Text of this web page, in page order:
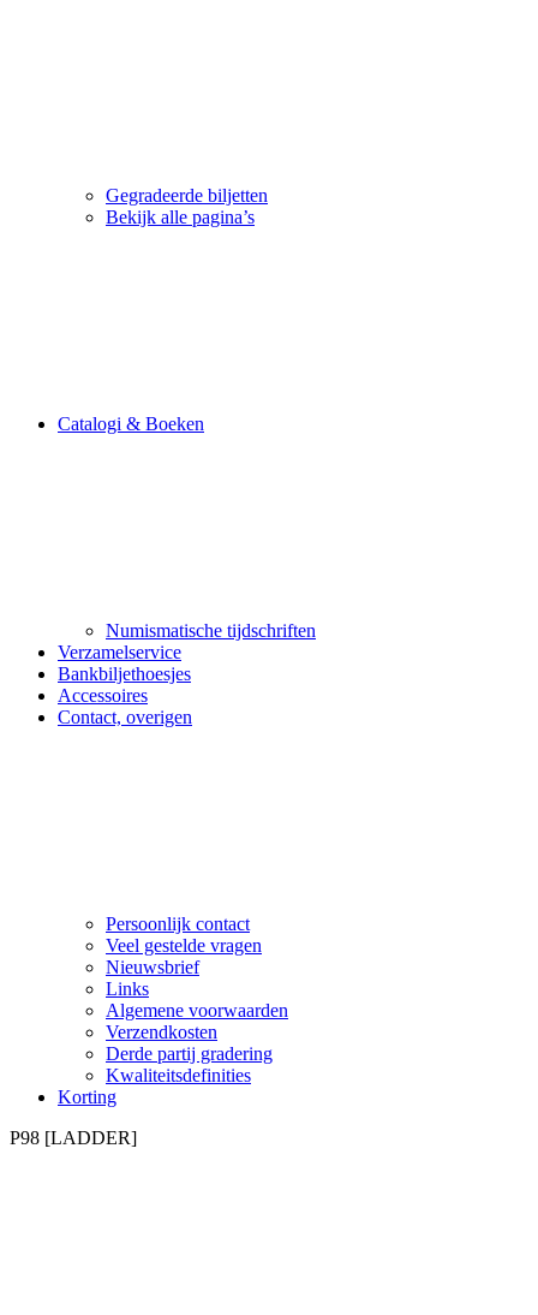
Gegradeerde biljetten
Bekijk alle pagina’s
Catalogi & Boeken
Numismatische tijdschriften
Verzamelservice
Bankbiljethoesjes
Accessoires
Contact, overigen
Persoonlijk contact
Veel gestelde vragen
Nieuwsbrief
Links
Algemene voorwaarden
Verzendkosten
Derde partij gradering
Kwaliteitsdefinities
Korting
P98 [LADDER]